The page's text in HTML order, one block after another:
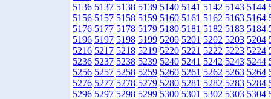
5136 5137 5138 5139 5140 5141 5142 5143 5144
5156 5157 5158 5159 5160 5161 5162 5163 5164
5176 5177 5178 5179 5180 5181 5182 5183 5184
5196 5197 5198 5199 5200 5201 5202 5203 5204
5216 5217 5218 5219 5220 5221 5222 5223 5224
5236 5237 5238 5239 5240 5241 5242 5243 5244
5256 5257 5258 5259 5260 5261 5262 5263 5264
5276 5277 5278 5279 5280 5281 5282 5283 5284
5296 5297 5298 5299 5300 5301 5302 5303 5304